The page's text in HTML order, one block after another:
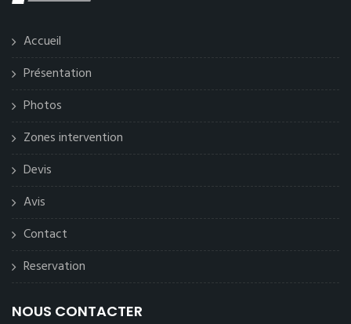
Accueil
Présentation
Photos
Zones intervention
Devis
Avis
Contact
Reservation
NOUS CONTACTER